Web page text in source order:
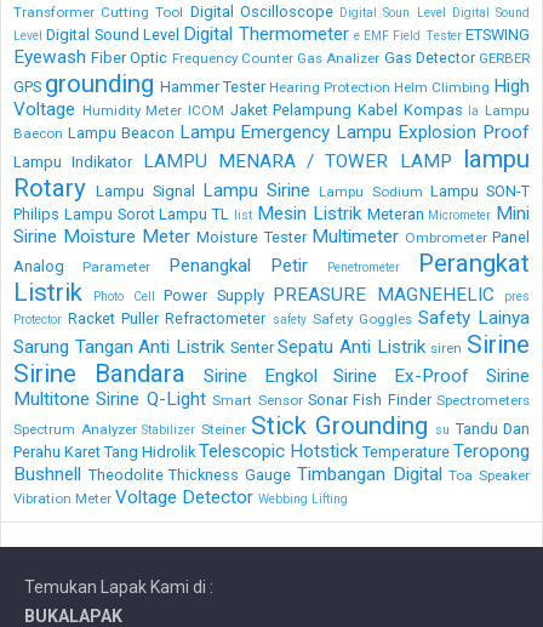
Transformer Cutting Tool Digital Oscilloscope Digital Soun Level Digital Sound
Level Digital Sound Level Digital Thermometer e EMF Field Tester ETSWING
Eyewash Fiber Optic Frequency Counter Gas Analizer Gas Detector GERBER
GPS grounding Hammer Tester Hearing Protection Helm Climbing High
Voltage Humidity Meter ICOM Jaket Pelampung Kabel Kompas la Lampu
Baecon Lampu Beacon Lampu Emergency Lampu Explosion Proof
Lampu Indikator LAMPU MENARA / TOWER LAMP
lampu
Rotary Lampu Signal Lampu Sirine Lampu Sodium Lampu SON-T
Philips Lampu Sorot Lampu TL list Mesin Listrik Meteran Micrometer Mini
Sirine Moisture Meter Moisture Tester Multimeter Ombrometer Panel
Analog
Parameter Penangkal Petir Penetrometer
Perangkat
Listrik
Photo Cell Power Supply PREASURE MAGNEHELIC
pres
Protector Racket Puller Refractometer safety Safety Goggles Safety Lainya
Sarung Tangan Anti Listrik Senter Sepatu Anti Listrik siren Sirine
Sirine Bandara
Sirine Engkol Sirine Ex-Proof
Sirine
Multitone Sirine Q-Light Smart Sensor Sonar Fish Finder Spectrometers
Spectrum Analyzer Stabilizer Steiner Stick Grounding su Tandu Dan
Perahu Karet Tang Hidrolik Telescopic Hotstick Temperature Teropong
Bushnell Theodolite Thickness Gauge Timbangan Digital Toa Speaker
Vibration Meter Voltage Detector Webbing Lifting
Temukan Lapak Kami di :
BUKALAPAK